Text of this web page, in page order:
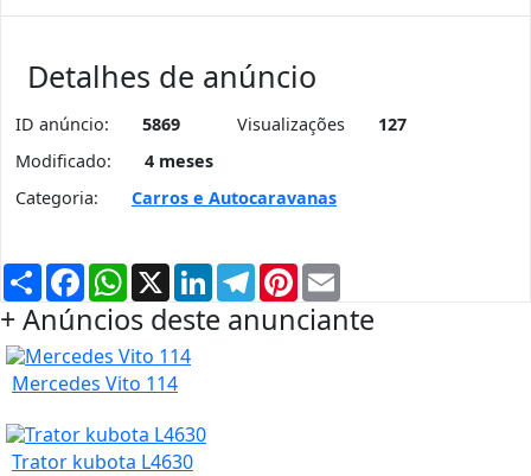
Detalhes de anúncio
ID anúncio: 5869 Visualizações
127
Modificado:
4 meses
Categoria:
Carros e Autocaravanas
PartilharFacebookWhatsApp
X LinkedInTelegram
Pinterest
+ Anúncios deste anunciante
Mercedes Vito 114
Trator kubota L4630